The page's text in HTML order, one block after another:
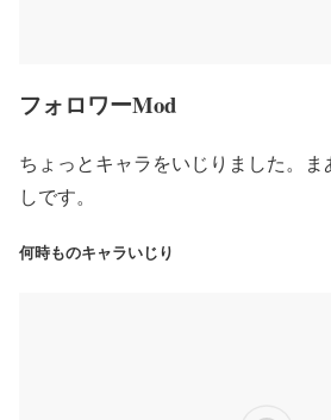
フォロワーMod
ちょっとキャラをいじりました。
しです。
何時ものキャラいじり